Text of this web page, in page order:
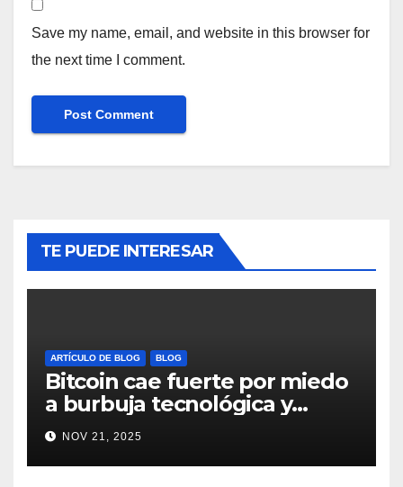
Save my name, email, and website in this browser for
the next time I comment.
TE PUEDE INTERESAR
ARTÍCULO DE BLOG BLOG
Bitcoin cae fuerte por miedo
a burbuja tecnológica y
nervios en AI #crypto
#Bitcoin
NOV 21, 2025